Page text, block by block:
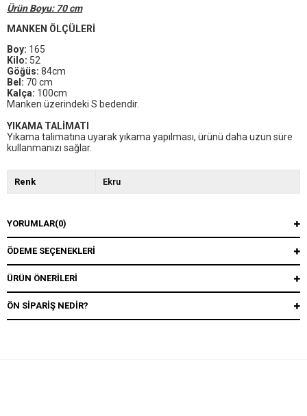
Ürün Boyu: 70 cm
MANKEN ÖLÇÜLERİ
Boy: 165
Kilo: 52
Göğüs: 84cm
Bel: 70 cm
Kalça: 100cm
Manken üzerindeki S bedendir.
YIKAMA TALİMATI
Yıkama talimatına uyarak yıkama yapılması, ürünü daha uzun süre
kullanmanızı sağlar.
Renk Ekru
YORUMLAR(0)
ÖDEME SEÇENEKLERI
ÜRÜN ÖNERILERI
ÖN SIPARIŞ NEDIR?